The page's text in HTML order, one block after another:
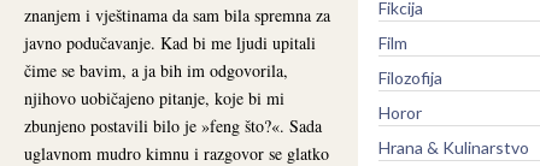
znanjem i vještinama da sam bila spremna za
javno podučavanje. Kad bi me ljudi upitali
čime se bavim, a ja bih im odgovorila,
njihovo uobičajeno pitanje, koje bi mi
zbunjeno postavili bilo je »feng što?«. Sada
uglavnom mudro kimnu i razgovor se glatko
Fikcija
Film
Filozofija
Horor
Hrana & Kulinarstvo